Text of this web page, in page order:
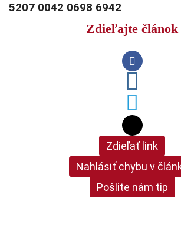
5207 0042 0698 6942
Zdieľajte článok
Zdieľať link
Nahlásiť chybu v
Pošlite nám tip